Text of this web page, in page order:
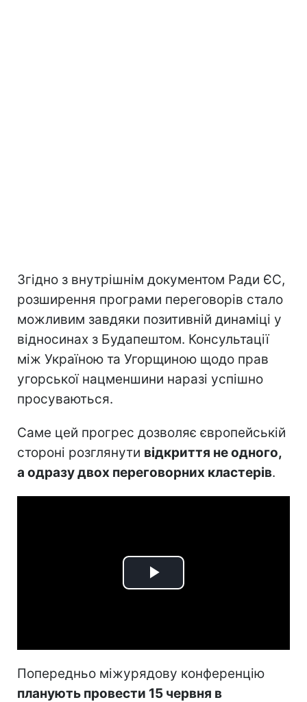
Згідно з внутрішнім документом Ради ЄС,
розширення програми переговорів стало
можливим завдяки позитивній динаміці у
відносинах з Будапештом. Консультації
між Україною та Угорщиною щодо прав
угорської нацменшини наразі успішно
просуваються.
Саме цей прогрес дозволяє європейській
стороні розглянути відкриття не одного,
а одразу двох переговорних кластерів.
Play
Попередньо міжурядову конференцію
планують провести 15 червня в